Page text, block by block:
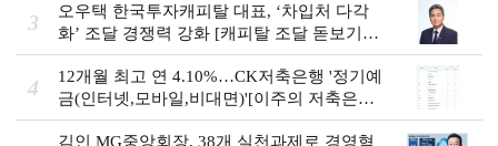
3
오우택 한국투자캐피탈 대표, ‘차입처 다각
화ʼ 조달 경쟁력 강화 [캐피탈 조달 돋보기
(12)]
4
12개월 최고 연 4.10%…CK저축은행 '정기예
금(인터넷,모바일,비대면)'[이주의 저축은행
예금금리-8월 1주]
김인 MG중앙회장, 38개 실천과제로 경영혁